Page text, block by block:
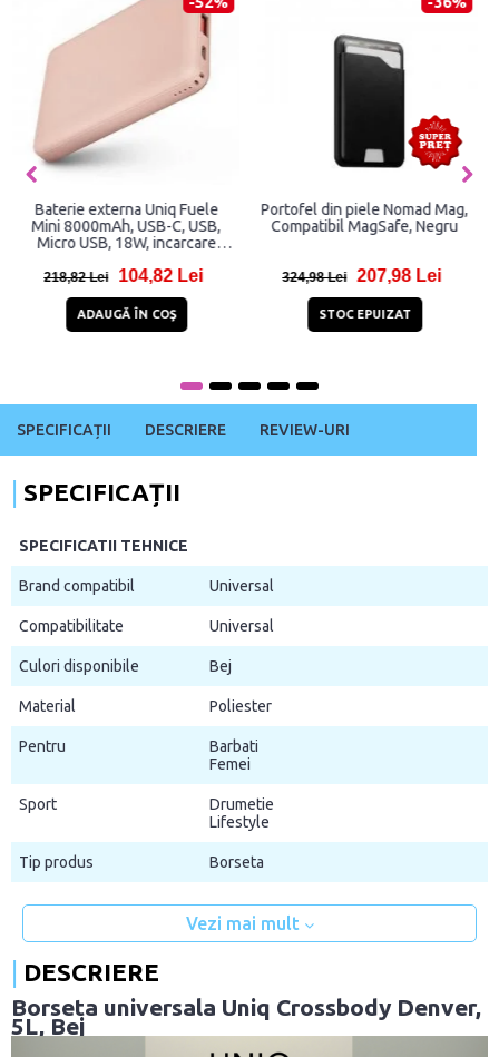
Carcasa laptop UAG Plyo
compatibila cu Macbook Pro
16 inch 2021 Ice
542,98 Lei 339,98 Lei
STOC EPUIZAT
Baterie externa magnetica
UAG U Lucent 4000 mAh,
suport, Negru
381,81 Lei 120,81 Lei
ADAUGĂ ÎN COŞ
SPECIFICAȚII DESCRIERE REVIEW-URI
SPECIFICAȚII
SPECIFICATII TEHNICE
Brand compatibil Universal
Compatibilitate Universal
Culori disponibile Bej
Material Poliester
Pentru
Barbati
Femei
Sport
Drumetie
Lifestyle
Tip produs Borseta
Vezi mai mult
DESCRIERE
Borseta universala Uniq Crossbody Denver,
5L, Bej